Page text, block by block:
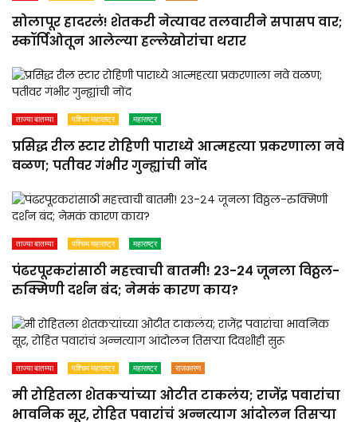
सोलापूर हादरलं! शेतकरी नेत्यावर तलवारीने सपासप वार;
स्कॉर्पिओतून आलेल्या हल्लेखोरांचा थरार
ताज्या बातम्या पश्चिम महाराष्ट्र महाराष्ट्र
प्रसिद्ध रील स्टार रोहिणी पाराध्ये आत्महत्या प्रकरणाला नवे
वळण; पतीवर गंभीर गुन्ह्यांची नोंद
ताज्या बातम्या पश्चिम महाराष्ट्र महाराष्ट्र
पंढरपूरकरांसाठी महत्त्वाची बातमी! २३-२४ जूनला विठ्ठल-
रुक्मिणी दर्शन बंद; नेमकं कारण काय?
ताज्या बातम्या पश्चिम महाराष्ट्र महाराष्ट्र राजकारण
मी रोहितला शेतकऱ्यांच्या ओटीत टाकलंय; राजेंद्र पवारांचा
भावनिक सूर, रोहित पवारांचं अन्नत्याग आंदोलन तिसऱ्या